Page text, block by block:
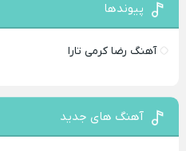
پیوندها
آهنگ رضا کرمی تارا
آهنگ های جدید